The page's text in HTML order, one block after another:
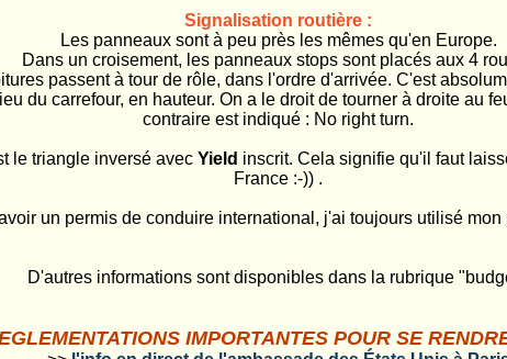
Signalisation routière :
Les panneaux sont à peu près les mêmes qu'en Europe.
Dans un croisement, les panneaux stops sont placés aux 4
passent à tour de rôle, dans l'ordre d'arrivée. C'est
du carrefour, en hauteur. On a le droit de tourner à droite au
contraire est indiqué : No right turn.
le triangle inversé avec Yield inscrit. Cela signifie qu'il faut
France :-)) .
un permis de conduire international, j'ai toujours utilisé
D'autres informations sont disponibles dans la rubrique
IMPORTANTES POUR SE